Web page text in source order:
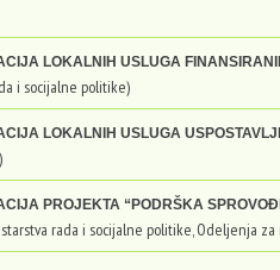
LOKALNIH USLUGA
i socijalne politike)
LOKALNIH USLUGA
PROJEKTA “PODRŠKA
rada i socijalne politike, Odeljenja